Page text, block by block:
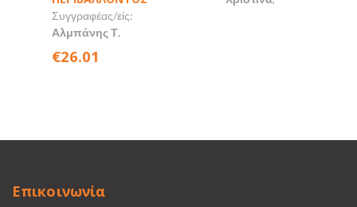
Συγγραφέας/είς:
Αλμπάνης Τ.
€26.01
Επικοινωνία